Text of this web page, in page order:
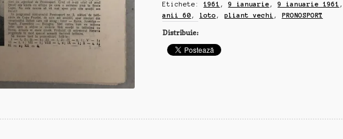
9
ianuarie
1961
Etichete: 1961 ,9 ianuarie ,9 ianuarie 1961 ,
anii 60 , loto , pliant vechi , PRONOSPORT
Distribuie: